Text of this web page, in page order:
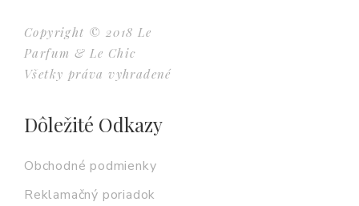
Copyright © 2018 Le
Parfum & Le Chic
Všetky práva vyhradené
Dôležité Odkazy
Obchodné podmienky
Reklamačný poriadok